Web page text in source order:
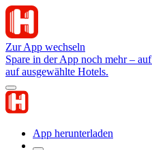
Zur App wechseln
Spare in der App noch mehr –
auf ausgewählte Hotels.
App herunterladen